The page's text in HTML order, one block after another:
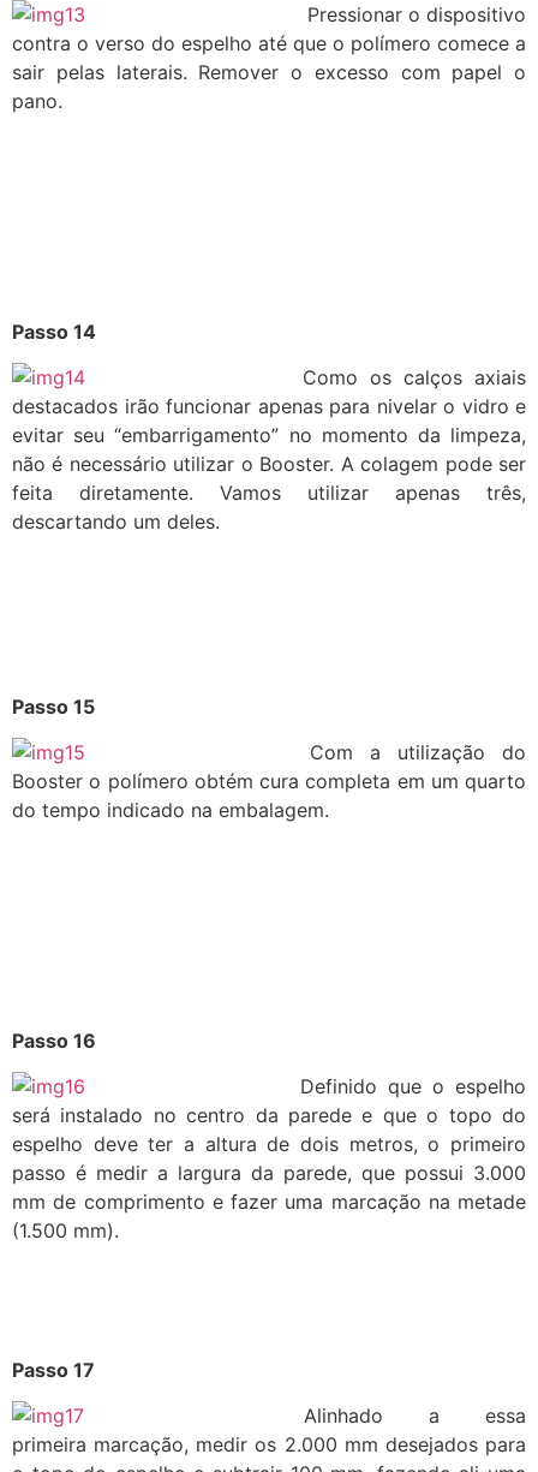
Pressionar o dispositivo
contra o verso do espelho até que o polímero comece a
sair pelas laterais. Remover o excesso com papel o
pano.
Passo 14
Como os calços axiais
destacados irão funcionar apenas para nivelar o vidro e
evitar seu “embarrigamento” no momento da limpeza,
não é necessário utilizar o Booster. A colagem pode ser
feita diretamente. Vamos utilizar apenas três,
descartando um deles.
Passo 15
Com a utilização do
Booster o polímero obtém cura completa em um quarto
do tempo indicado na embalagem.
Passo 16
Definido que o espelho
será instalado no centro da parede e que o topo do
espelho deve ter a altura de dois metros, o primeiro
passo é medir a largura da parede, que possui 3.000
mm de comprimento e fazer uma marcação na metade
(1.500 mm).
Passo 17
Alinhado a essa
primeira marcação, medir os 2.000 mm desejados para